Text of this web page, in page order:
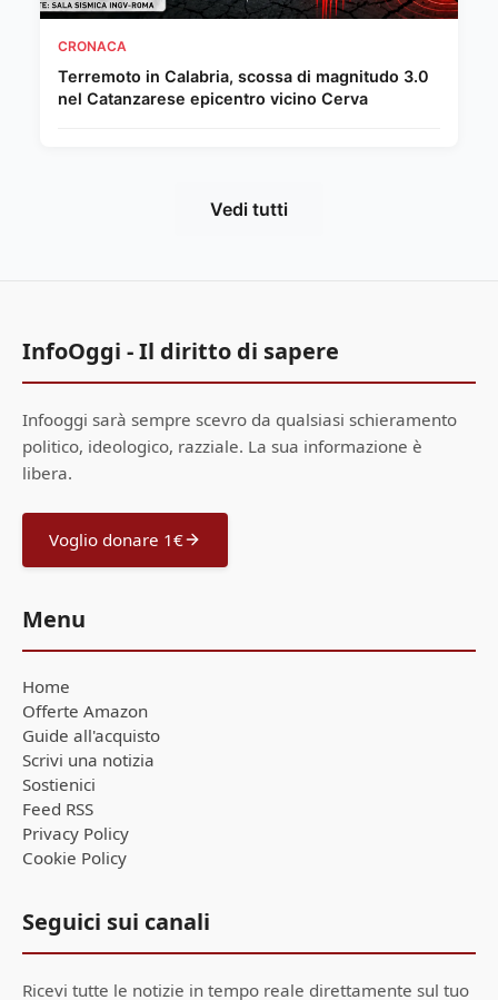
CRONACA
Terremoto in Calabria, scossa di magnitudo 3.0
nel Catanzarese epicentro vicino Cerva
Vedi tutti
InfoOggi - Il diritto di sapere
Infooggi sarà sempre scevro da qualsiasi schieramento
politico, ideologico, razziale. La sua informazione è
libera.
Voglio donare 1€
Menu
Home
Offerte Amazon
Guide all'acquisto
Scrivi una notizia
Sostienici
Feed RSS
Privacy Policy
Cookie Policy
Seguici sui canali
Ricevi tutte le notizie in tempo reale direttamente sul tuo